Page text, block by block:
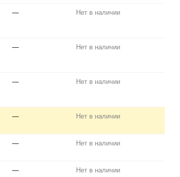
— Нет в наличии
— Нет в наличии
— Нет в наличии
— Нет в наличии
— Нет в наличии
— Нет в наличии